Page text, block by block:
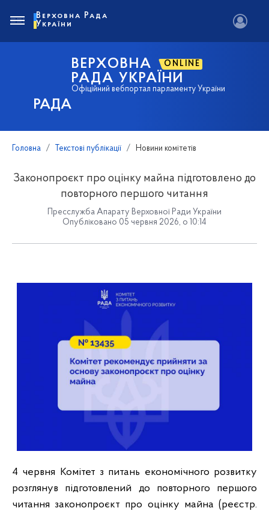
РАДА
ВЕРХОВНА ONLINE
РАДА УКРАЇНИ
Офіційний вебпортал парламенту України
Верховна Рада
України
Головна Текстові публікації Новини комітетів
Законопроєкт про оцінку майна підготовлено до
повторного першого читання
Пресслужба Апарату Верховної Ради України
Опубліковано 05 червня 2026, о 10:14
4 червня Комітет з питань економічного розвитку
розглянув підготовлений до повторного першого
читання законопроєкт про оцінку майна (реєстр.